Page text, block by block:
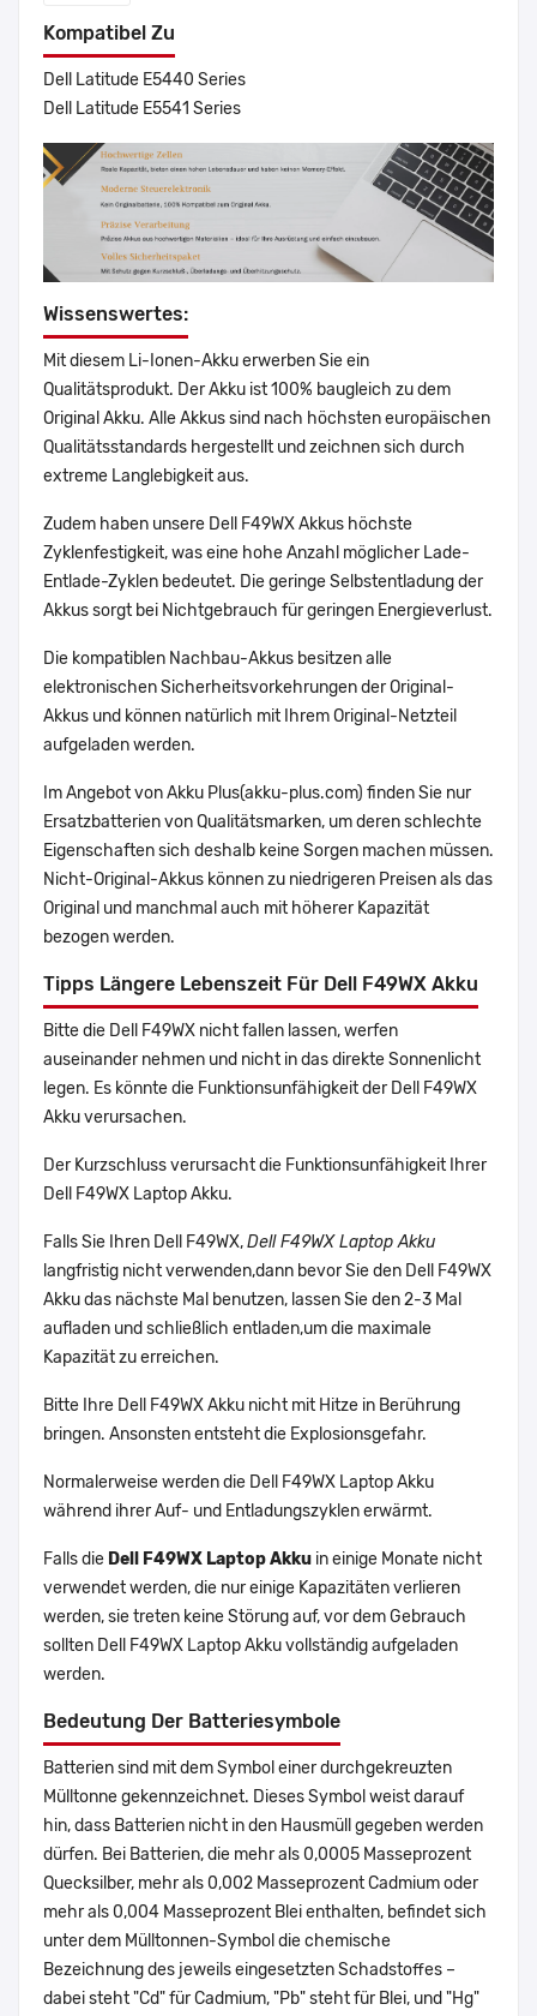
Kompatibel Zu
Dell Latitude E5440 Series
Dell Latitude E5541 Series
Wissenswertes:
Mit diesem Li-Ionen-Akku erwerben Sie ein
Qualitätsprodukt. Der Akku ist 100% baugleich zu dem
Original Akku. Alle Akkus sind nach höchsten europäischen
Qualitätsstandards hergestellt und zeichnen sich durch
extreme Langlebigkeit aus.
Zudem haben unsere Dell F49WX Akkus höchste
Zyklenfestigkeit, was eine hohe Anzahl möglicher Lade-
Entlade-Zyklen bedeutet. Die geringe Selbstentladung der
Akkus sorgt bei Nichtgebrauch für geringen Energieverlust.
Die kompatiblen Nachbau-Akkus besitzen alle
elektronischen Sicherheitsvorkehrungen der Original-
Akkus und können natürlich mit Ihrem Original-Netzteil
aufgeladen werden.
Im Angebot von Akku Plus(akku-plus.com) finden Sie nur
Ersatzbatterien von Qualitätsmarken, um deren schlechte
Eigenschaften sich deshalb keine Sorgen machen müssen.
Nicht-Original-Akkus können zu niedrigeren Preisen als das
Original und manchmal auch mit höherer Kapazität
bezogen werden.
Tipps Längere Lebenszeit Für Dell F49WX Akku
Bitte die Dell F49WX nicht fallen lassen, werfen
auseinander nehmen und nicht in das direkte Sonnenlicht
legen. Es könnte die Funktionsunfähigkeit der Dell F49WX
Akku verursachen.
Der Kurzschluss verursacht die Funktionsunfähigkeit Ihrer
Dell F49WX Laptop Akku.
Falls Sie Ihren Dell F49WX,Dell F49WX Laptop Akku
langfristig nicht verwenden,dann bevor Sie den Dell F49WX
Akku das nächste Mal benutzen, lassen Sie den 2-3 Mal
aufladen und schließlich entladen,um die maximale
Kapazität zu erreichen.
Bitte Ihre Dell F49WX Akku nicht mit Hitze in Berührung
bringen. Ansonsten entsteht die Explosionsgefahr.
Normalerweise werden die Dell F49WX Laptop Akku
während ihrer Auf- und Entladungszyklen erwärmt.
Falls die Dell F49WX Laptop Akku in einige Monate nicht
verwendet werden, die nur einige Kapazitäten verlieren
werden, sie treten keine Störung auf, vor dem Gebrauch
sollten Dell F49WX Laptop Akku vollständig aufgeladen
werden.
Bedeutung Der Batteriesymbole
Batterien sind mit dem Symbol einer durchgekreuzten
Mülltonne gekennzeichnet. Dieses Symbol weist darauf
hin, dass Batterien nicht in den Hausmüll gegeben werden
dürfen. Bei Batterien, die mehr als 0,0005 Masseprozent
Quecksilber, mehr als 0,002 Masseprozent Cadmium oder
mehr als 0,004 Masseprozent Blei enthalten, befindet sich
unter dem Mülltonnen-Symbol die chemische
Bezeichnung des jeweils eingesetzten Schadstoffes –
dabei steht "Cd" für Cadmium, "Pb" steht für Blei, und "Hg"